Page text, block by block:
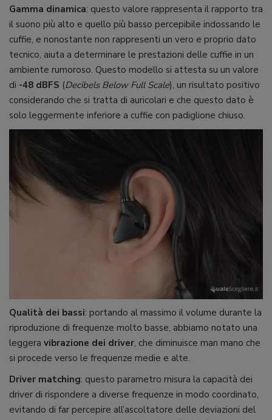
Gamma dinamica: questo valore rappresenta il rapporto tra
il suono più alto e quello più basso percepibile indossando le
cuffie, e nonostante non rappresenti un vero e proprio dato
tecnico, aiuta a determinare le prestazioni delle cuffie in un
ambiente rumoroso. Questo modello si attesta su un valore
di -48 dBFS (Decibels Below Full Scale), un risultato positivo
considerando che si tratta di auricolari e che questo dato è
solo leggermente inferiore a cuffie con padiglione chiuso.
Qualità dei bassi: portando al massimo il volume durante la
riproduzione di frequenze molto basse, abbiamo notato una
leggera vibrazione dei driver, che diminuisce man mano che
si procede verso le frequenze medie e alte.
Driver matching: questo parametro misura la capacità dei
driver di rispondere a diverse frequenze in modo coordinato,
evitando di far percepire all’ascoltatore delle deviazioni del